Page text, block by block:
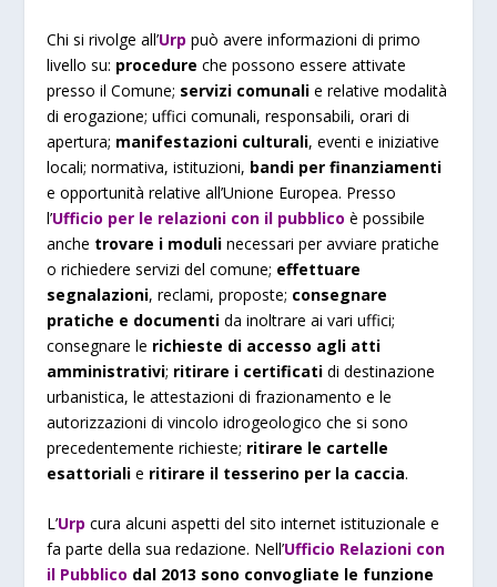
Chi si rivolge all’Urp può avere informazioni di primo
livello su: procedure che possono essere attivate
presso il Comune; servizi comunali e relative modalità
di erogazione; uffici comunali, responsabili, orari di
apertura; manifestazioni culturali, eventi e iniziative
locali; normativa, istituzioni, bandi per finanziamenti
e opportunità relative all’Unione Europea. Presso
l’Ufficio per le relazioni con il pubblicoè possibile
anche trovare i moduli necessari per avviare pratiche
o richiedere servizi del comune; effettuare
segnalazioni, reclami, proposte; consegnare
pratiche e documenti da inoltrare ai vari uffici;
consegnare le richieste di accesso agli atti
amministrativi; ritirare i certificati di destinazione
urbanistica, le attestazioni di frazionamento e le
autorizzazioni di vincolo idrogeologico che si sono
precedentemente richieste; ritirare le cartelle
esattoriali e ritirare il tesserino per la caccia.
L’Urp cura alcuni aspetti del sito internet istituzionale e
fa parte della sua redazione. Nell’Ufficio Relazioni con
il Pubblico dal 2013 sono convogliate le funzione